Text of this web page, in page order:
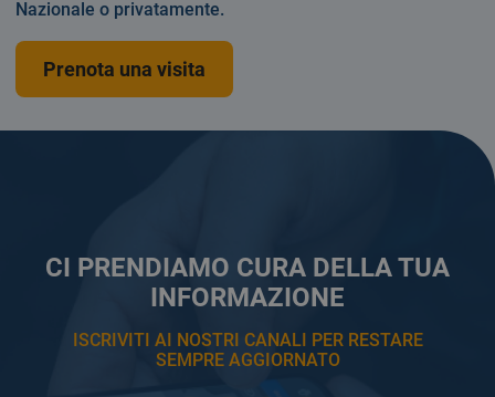
CI PRENDIAMO CURA DELLA TUA
INFORMAZIONE
ISCRIVITI AI NOSTRI CANALI PER RESTARE
SEMPRE AGGIORNATO
Nazionale o privatamente.
Prenota una visita